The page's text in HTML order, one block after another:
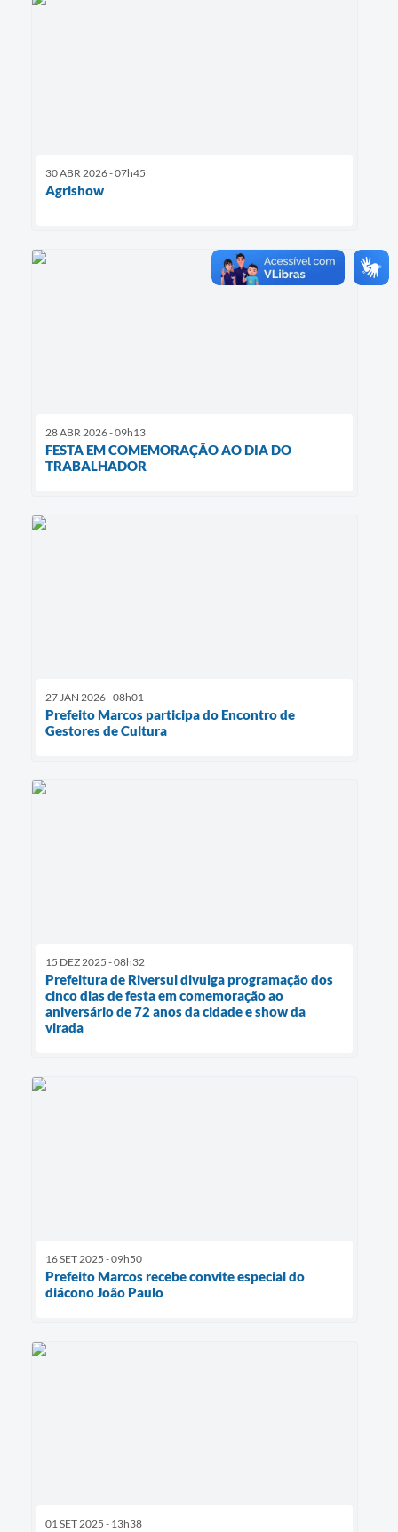
30 ABR 2026 - 07h45
Agrishow
28 ABR 2026 - 09h13
FESTA EM COMEMORAÇÃO AO DIA DO
TRABALHADOR
27 JAN 2026 - 08h01
Prefeito Marcos participa do Encontro de
Gestores de Cultura
15 DEZ 2025 - 08h32
Prefeitura de Riversul divulga programação dos
cinco dias de festa em comemoração ao
aniversário de 72 anos da cidade e show da
virada
16 SET 2025 - 09h50
Prefeito Marcos recebe convite especial do
diácono João Paulo
01 SET 2025 - 13h38